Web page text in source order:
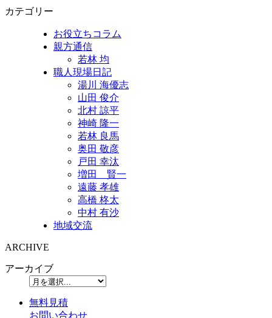
カテゴリー
お役立ちコラム
親方通信
若林 均
職人現場日記
湯川 海優志
山田 俊介
北村 諒平
神崎 隆一
若林 良馬
奥田 敬彦
戸田 幸汰
増田 賢一
遠藤 孝雄
高橋 柊太
中村 有沙
地域交流
ARCHIVE
アーカイブ
無料見積
お問い合わせ